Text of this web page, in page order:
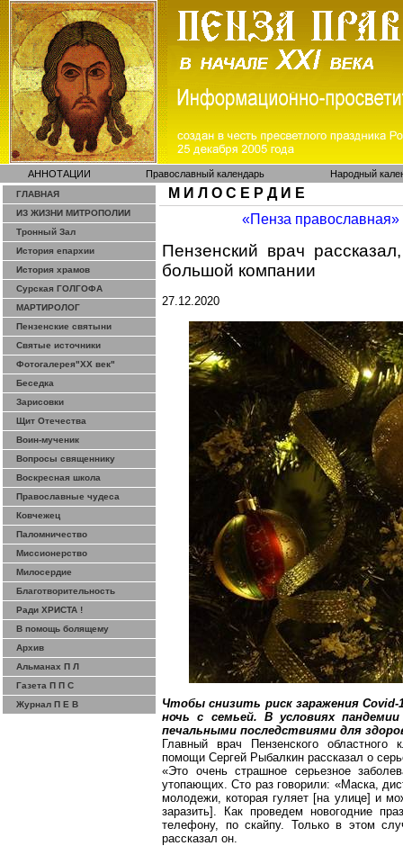
АННОТАЦИИ Православный календарь Народный
ГЛАВНАЯ
ИЗ ЖИЗНИ МИТРОПОЛИИ
Тронный Зал
История епархии
История храмов
Сурская ГОЛГОФА
МАРТИРОЛОГ
Пензенские святыни
Святые источники
Фотогалерея"ХХ век"
Беседка
Зарисовки
Щит Отечества
Воин-мученик
Вопросы священнику
Воскресная школа
Православные чудеса
Ковчежец
Паломничество
Миссионерство
Милосердие
Благотворительность
Ради ХРИСТА !
В помощь болящему
Архив
Альманах П Л
Газета П П С
Журнал П Е В
М И Л О С Е Р Д И Е
«Пенза
Пензенский врач
большой компании
27.12.2020
Чтобы снизить риск заражения
ночь с семьей. В условиях
печальными последствиями для
Главный врач Пензенского областного
помощи Сергей Рыбалкин рассказал о
«Это очень страшное серьезное
утопающих. Сто раз говорили: «Маска,
молодежи, которая гуляет [на улице] и
заразить]. Как проведем новогодние
телефону, поскайпу. Только в этом
рассказал он.